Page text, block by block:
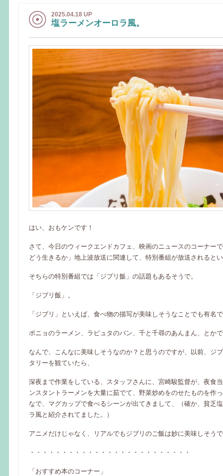
2025.04.18 UP
塩ラーメンオーロラ風。
はい、おもケンです！
さて、今日のウィークエンドカフェ、映画のニュースのコーナー
どう生きるか」地上波放送に関連して、特別番組が放送されると
そちらの特別番組では「ジブリ飯」の話題もあるそうで。
「ジブリ飯」。
「ジブリ」といえば、食べ物の描写が美味しそうなことでも有名
ポニョのラーメン、ラピュタのパン、千と千尋のあんまん、とか
なんで、こんなに美味しそうなのか？と思うのですが、以前、ジ
タリーを観ていたら、
深夜まで作業をしている、スタッフさんに、宮崎駿監督が、夜食
ンスタントラーメンを大量に茹でて、野菜炒めをのせたものを作
なで、マグカップで食べるシーンが出てきまして、（確か、貧乏
ラ風と紹介されてました。）
アニメだけじゃなく、リアルでもジブリのご飯は妙に美味しそう
・・・・・・・・・・・・・・・・・・・・・・・・・
「おすすめ本のコーナー」